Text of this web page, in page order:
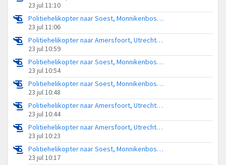
23 jul 11:10
Politiehelikopter naar Soest, Monnikenboschweg
23 jul 11:06
Politiehelikopter naar Amersfoort, Utrechtseweg
23 jul 10:59
Politiehelikopter naar Soest, Monnikenboschweg
23 jul 10:54
Politiehelikopter naar Soest, Monnikenboschweg
23 jul 10:48
Politiehelikopter naar Amersfoort, Utrechtseweg
23 jul 10:44
Politiehelikopter naar Amersfoort, Utrechtseweg
23 jul 10:23
Politiehelikopter naar Soest, Monnikenboschweg
23 jul 10:17